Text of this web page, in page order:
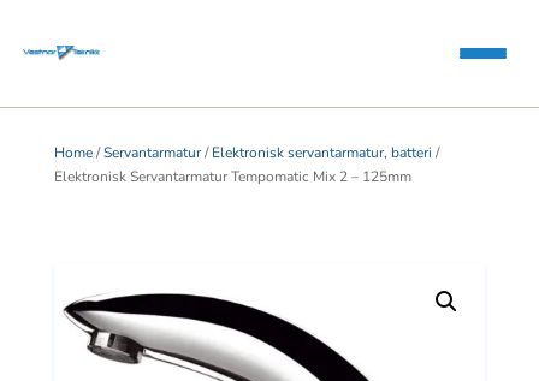
Home/Servantarmatur/Elektronisk servantarmatur, batteri /
Elektronisk Servantarmatur Tempomatic Mix 2 – 125mm